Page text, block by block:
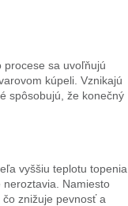
procese sa uvoľňujú
kúpeli. Vznikajú
spôsobujú, že konečný
vyššiu teplotu topenia
Namiesto
znižuje pevnosť a